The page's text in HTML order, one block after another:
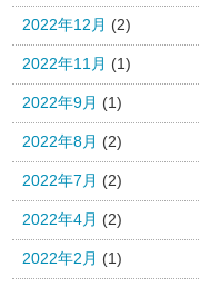
2022年12月 (2)
2022年11月 (1)
2022年9月 (1)
2022年8月 (2)
2022年7月 (2)
2022年4月 (2)
2022年2月 (1)